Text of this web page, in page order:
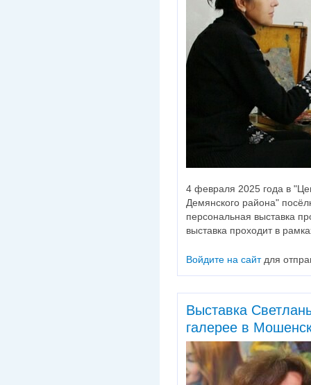
4 февраля 2025 года в
Демянского района"
персональная выставка
выставка проходит в
Войдите на сайтдля
Выставка
галерее в